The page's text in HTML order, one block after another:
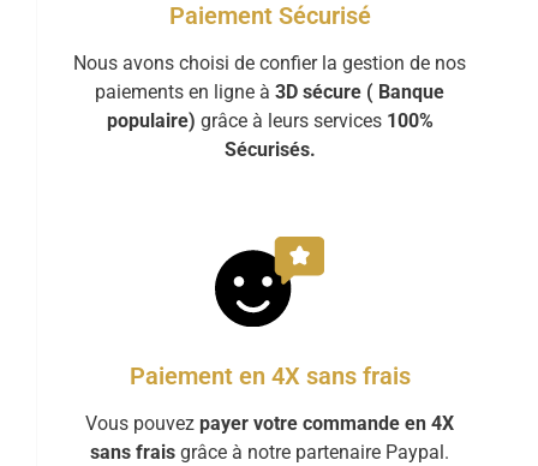
Paiement Sécurisé
Nous avons choisi de confier la gestion de nos
paiements en ligne à 3D sécure ( Banque
populaire) grâce à leurs services 100%
Sécurisés.
Paiement en 4X sans frais
Vous pouvez payer votre commande en 4X
sans frais grâce à notre partenaire Paypal.